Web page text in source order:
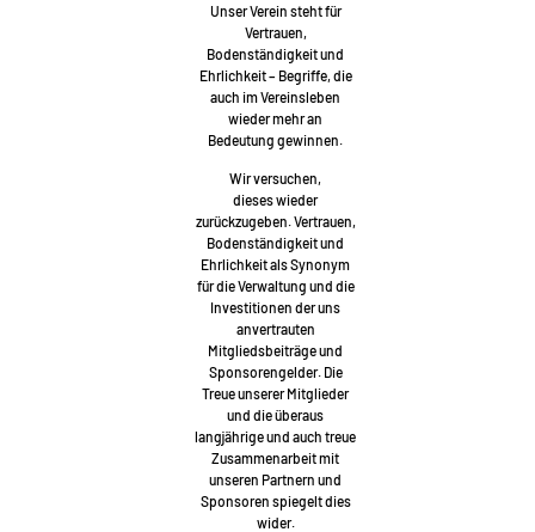
Unser Verein steht für
Vertrauen,
Bodenständigkeit und
Ehrlichkeit – Begriffe, die
auch im Vereinsleben
wieder mehr an
Bedeutung gewinnen.
Wir versuchen,
dieses wieder
zurückzugeben. Vertrauen,
Bodenständigkeit und
Ehrlichkeit als Synonym
für die Verwaltung und die
Investitionen der uns
anvertrauten
Mitgliedsbeiträge und
Sponsorengelder. Die
Treue unserer Mitglieder
und die überaus
langjährige und auch treue
Zusammenarbeit mit
unseren Partnern und
Sponsoren spiegelt dies
wider.